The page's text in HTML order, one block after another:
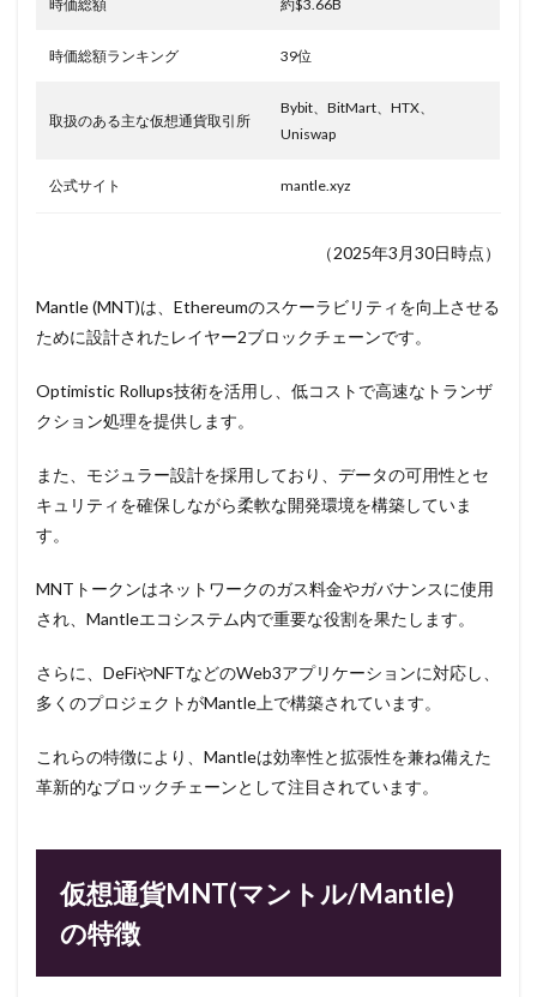
時価総額 約$3.66B
時価総額ランキング 39位
取扱のある主な仮想通貨取引所
Bybit、BitMart、HTX、
Uniswap
公式サイト mantle.xyz
（2025年3月30日時点）
Mantle (MNT)は、Ethereumのスケーラビリティを向上させる
ために設計されたレイヤー2ブロックチェーンです。
Optimistic Rollups技術を活用し、低コストで高速なトランザ
クション処理を提供します。
また、モジュラー設計を採用しており、データの可用性とセ
キュリティを確保しながら柔軟な開発環境を構築していま
す。
MNTトークンはネットワークのガス料金やガバナンスに使用
され、Mantleエコシステム内で重要な役割を果たします。
さらに、DeFiやNFTなどのWeb3アプリケーションに対応し、
多くのプロジェクトがMantle上で構築されています。
これらの特徴により、Mantleは効率性と拡張性を兼ね備えた
革新的なブロックチェーンとして注目されています。
仮想通貨MNT(マントル/Mantle)
の特徴